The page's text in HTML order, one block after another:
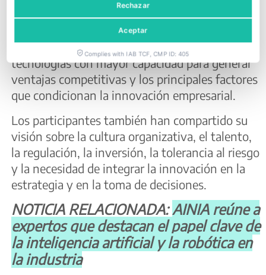
La conversación ha abordado las
transformaciones que marcarán la evolución de
la industria durante los próximos años, las
tecnologías con mayor capacidad para generar
ventajas competitivas y los principales factores
que condicionan la innovación empresarial.
Los participantes también han compartido su
visión sobre la cultura organizativa, el talento,
la regulación, la inversión, la tolerancia al riesgo
y la necesidad de integrar la innovación en la
estrategia y en la toma de decisiones.
NOTICIA RELACIONADA:AINIA reúne a
expertos que destacan el papel clave de
la inteligencia artificial y la robótica en
la industria
Rechazar
Aceptar
Complies with IAB TCF, CMP ID: 405